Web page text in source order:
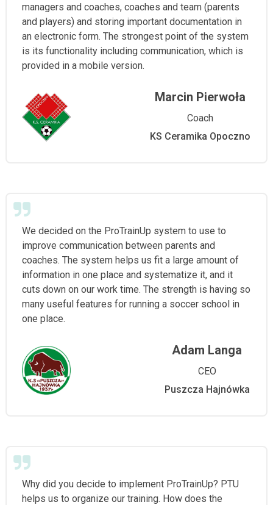
managers and coaches, coaches and team (parents
and players) and storing important documentation in
an electronic form. The strongest point of the system
is its functionality including communication, which is
provided in a mobile version.
Marcin Pierwoła
Coach
KS Ceramika Opoczno
We decided on the ProTrainUp system to use to
improve communication between parents and
coaches. The system helps us fit a large amount of
information in one place and systematize it, and it
cuts down on our work time. The strength is having so
many useful features for running a soccer school in
one place.
Adam Langa
CEO
Puszcza Hajnówka
Why did you decide to implement ProTrainUp? PTU
helps us to organize our training. How does the